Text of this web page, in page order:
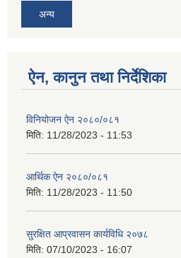
अन्य
ऐन, कानुन तथा निर्देशिका
विनियोजन ऐन २०८०/०८१
मिति: 11/28/2023 - 11:53
आर्थिक ऐन २०८०/०८१
मिति: 11/28/2023 - 11:50
सुरक्षित आप्रवासन कार्यविधि २०७८
मिति: 07/10/2023 - 16:07